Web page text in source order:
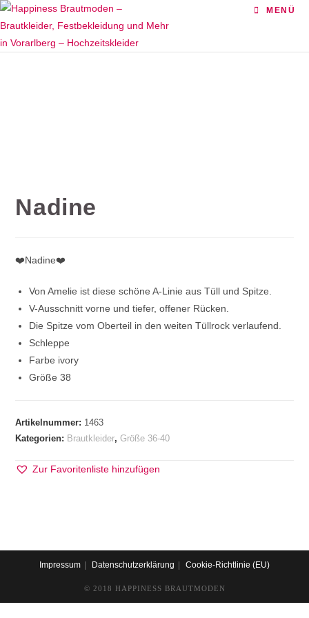
Zum
Inhalt
springen
MENÜ
Nadine
❤️Nadine❤️
Von Amelie ist diese schöne A-Linie aus Tüll und Spitze.
V-Ausschnitt vorne und tiefer, offener Rücken.
Die Spitze vom Oberteil in den weiten Tüllrock verlaufend.
Schleppe
Farbe ivory
Größe 38
Artikelnummer: 1463
Kategorien: Brautkleider,Größe 36-40
Zur Favoritenliste hinzufügen
Impressum Datenschutzerklärung Cookie-Richtlinie (EU)
© 2018 HAPPINESS BRAUTMODEN